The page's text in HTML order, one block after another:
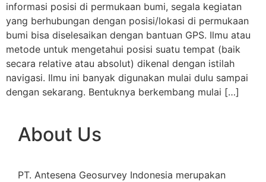
informasi posisi di permukaan bumi, segala kegiatan
yang berhubungan dengan posisi/lokasi di permukaan
bumi bisa diselesaikan dengan bantuan GPS. Ilmu atau
metode untuk mengetahui posisi suatu tempat (baik
secara relative atau absolut) dikenal dengan istilah
navigasi. Ilmu ini banyak digunakan mulai dulu sampai
dengan sekarang. Bentuknya berkembang mulai […]
About Us
PT. Antesena Geosurvey Indonesia merupakan